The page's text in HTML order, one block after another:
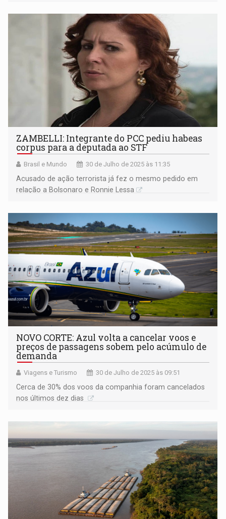
ZAMBELLI: Integrante do PCC pediu habeas
corpus para a deputada ao STF
Brasil e Mundo 30 de Julho de 2025 às 11:35
Acusado de ação terrorista já fez o mesmo pedido em
relação a Bolsonaro e Ronnie Lessa
NOVO CORTE: Azul volta a cancelar voos e
preços de passagens sobem pelo acúmulo de
demanda
Viagens e Turismo 30 de Julho de 2025 às 09:51
Cerca de 30% dos voos da companhia foram cancelados
nos últimos dez dias